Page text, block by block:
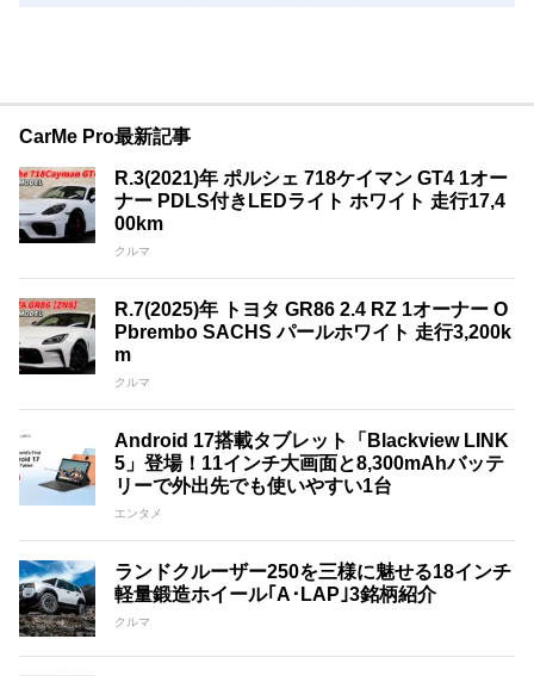
CarMe Pro最新記事
R.3(2021)年 ポルシェ 718ケイマン GT4 1オー
ナー PDLS付きLEDライト ホワイト 走行17,4
00km
クルマ
R.7(2025)年 トヨタ GR86 2.4 RZ 1オーナー O
Pbrembo SACHS パールホワイト 走行3,200k
m
クルマ
Android 17搭載タブレット「Blackview LINK
5」登場！11インチ大画面と8,300mAhバッテ
リーで外出先でも使いやすい1台
エンタメ
ランドクルーザー250を三様に魅せる18インチ
軽量鍛造ホイール｢A･LAP｣3銘柄紹介
クルマ